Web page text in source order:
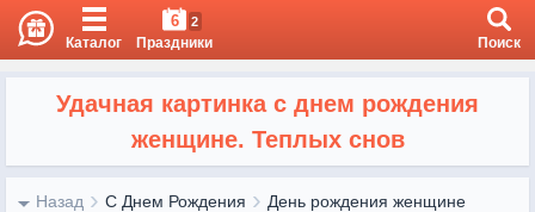
Каталог
6 2
Праздники Поиск
Удачная картинка с днем рождения
женщине. Теплых снов
Назад С Днем Рождения День рождения женщине